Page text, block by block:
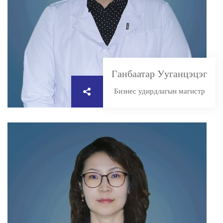
Ганбаатар Ууганцэцэг
Бизнес удирдлагын магистр